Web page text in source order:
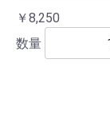
￥8,250
数量